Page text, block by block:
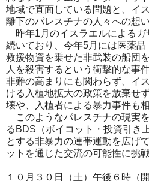
地域で直面している問題と、イ
離下のパレスチナの人々への想
昨年1月のイスラエルによるガ
続いており、今年5月には医薬
救援物資を乗せた非武装の船団
人を殺害するという衝撃的な事
非難の高まりにも関わらず、イ
ける入植地拡大の政策を放棄せ
壊や、入植者による暴力事件も
このようなパレスチナの現実
るBDS（ボイコット・投資引き
とする非暴力の連帯運動を広げ
ットを通じた交流の可能性に挑戦
１０月３０日（土）午後６時（開